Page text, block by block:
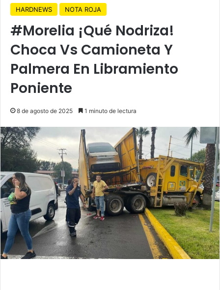
HARDNEWS NOTA ROJA
#Morelia ¡Qué Nodriza!
Choca Vs Camioneta Y
Palmera En Libramiento
Poniente
8 de agosto de 2025 1 minuto de lectura